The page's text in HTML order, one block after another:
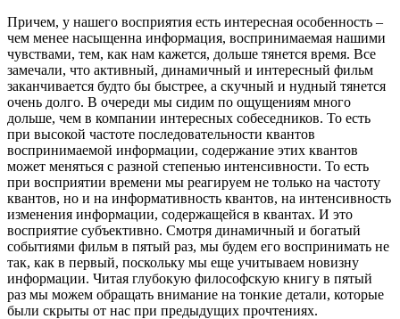
Причем, у нашего восприятия есть интересная особенность –
чем менее насыщенна информация, воспринимаемая нашими
чувствами, тем, как нам кажется, дольше тянется время. Все
замечали, что активный, динамичный и интересный фильм
заканчивается будто бы быстрее, а скучный и нудный тянется
очень долго. В очереди мы сидим по ощущениям много
дольше, чем в компании интересных собеседников. То есть
при высокой частоте последовательности квантов
воспринимаемой информации, содержание этих квантов
может меняться с разной степенью интенсивности. То есть
при восприятии времени мы реагируем не только на частоту
квантов, но и на информативность квантов, на интенсивность
изменения информации, содержащейся в квантах. И это
восприятие субъективно. Смотря динамичный и богатый
событиями фильм в пятый раз, мы будем его воспринимать не
так, как в первый, поскольку мы еще учитываем новизну
информации. Читая глубокую философскую книгу в пятый
раз мы можем обращать внимание на тонкие детали, которые
были скрыты от нас при предыдущих прочтениях.